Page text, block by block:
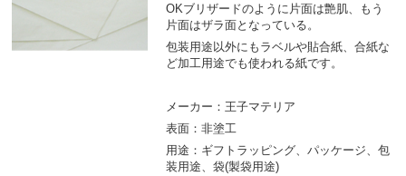
OKブリザードのように片面は艶肌、もう
片面はザラ面となっている。
包装用途以外にもラベルや貼合紙、合紙な
ど加工用途でも使われる紙です。
メーカー：王子マテリア
表面：非塗工
用途：ギフトラッピング、パッケージ、包
装用途、袋(製袋用途)